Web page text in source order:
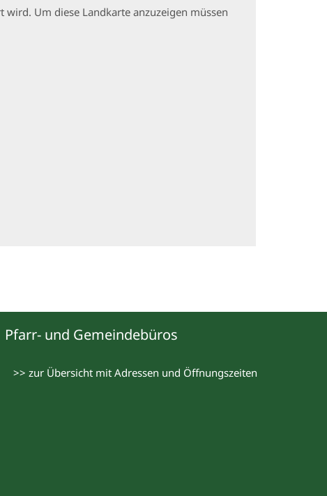
Um diese Landkarte anzuzeigen müssen
Pfarr- und Gemeindebüros
>> zur Übersicht mit Adressen und Öffnungszeiten